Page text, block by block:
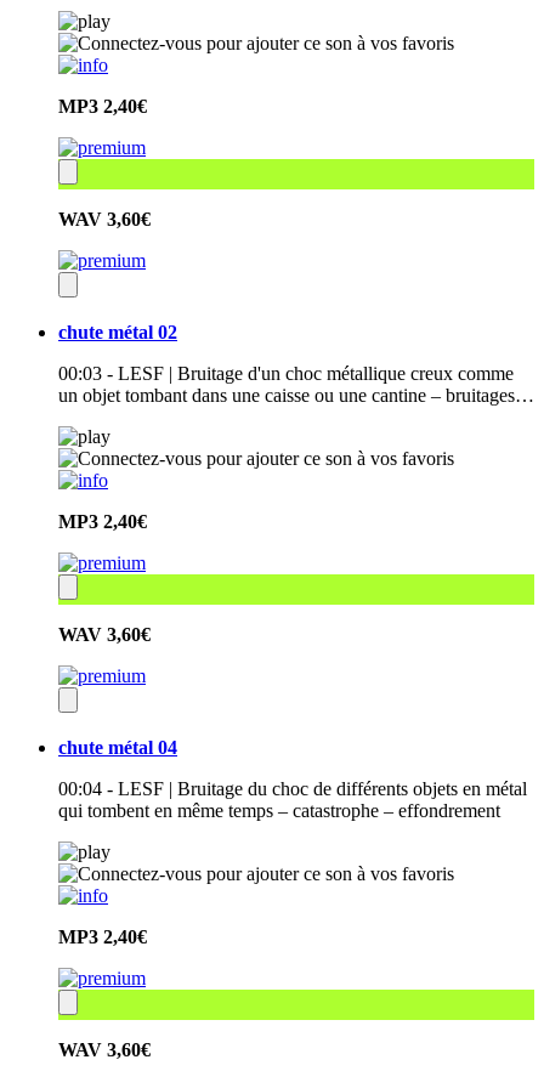
MP3 2,40€
WAV 3,60€
chute métal 02
00:03 - LESF | Bruitage d'un choc métallique creux comme
un objet tombant dans une caisse ou une cantine – bruitages…
MP3 2,40€
WAV 3,60€
chute métal 04
00:04 - LESF | Bruitage du choc de différents objets en métal
qui tombent en même temps – catastrophe – effondrement
MP3 2,40€
WAV 3,60€